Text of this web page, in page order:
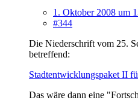
1. Oktober 2008 um
#344
Die Niederschrift vom 25.
betreffend:
Stadtentwicklungspaket II
Das wäre dann eine